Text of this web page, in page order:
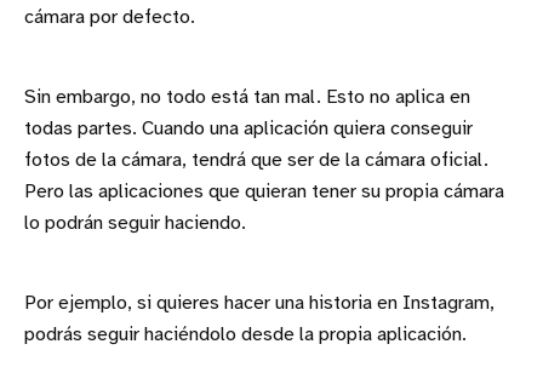
cámara por defecto.
Sin embargo, no todo está tan mal. Esto no aplica en
todas partes. Cuando una aplicación quiera conseguir
fotos de la cámara, tendrá que ser de la cámara oficial.
Pero las aplicaciones que quieran tener su propia cámara
lo podrán seguir haciendo.
Por ejemplo, si quieres hacer una historia en Instagram,
podrás seguir haciéndolo desde la propia aplicación.